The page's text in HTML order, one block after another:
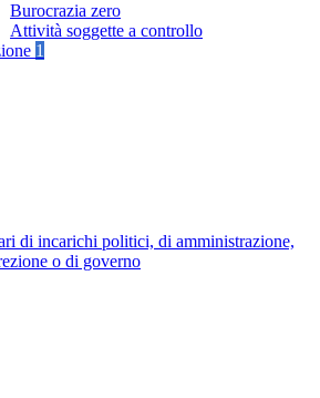
Burocrazia zero
Attività soggette a controllo
1
di incarichi politici, di amministrazione,
o di governo